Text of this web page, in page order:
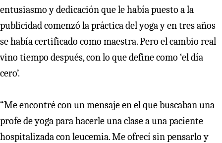
entusiasmo y dedicación que le había puesto a la
publicidad comenzó la práctica del yoga y en tres años
se había certificado como maestra. Pero el cambio real
vino tiempo después, con lo que define como ‘el día
cero’.
“Me encontré con un mensaje en el que buscaban una
profe de yoga para hacerle una clase a una paciente
hospitalizada con leucemia. Me ofrecí sin pensarlo y